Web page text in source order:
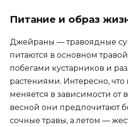
Питание и образ
Джейраны — травоядные
питаются в основном
побегами кустарников и
растениями. Интересно, что
меняется в зависимости от
весной они предпочитают
сочные травы, а летом —